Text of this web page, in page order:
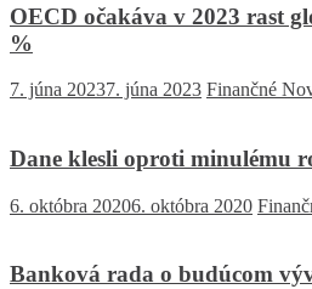
OECD očakáva v 2023 rast
%
7. júna 20237. júna 2023 Finančné
Dane klesli oproti minulému
6. októbra 20206. októbra 2020
Banková rada o budúcom